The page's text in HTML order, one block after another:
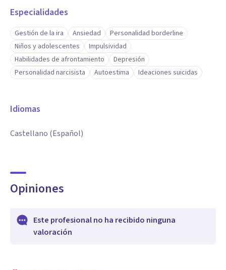
Especialidades
Gestión de la ira Ansiedad
Personalidad borderline
Niños y adolescentes
Impulsividad
Habilidades de afrontamiento
Depresión
Personalidad narcisista
Autoestima Ideaciones suicidas
Idiomas
Castellano (Español)
Opiniones
Este profesional no ha recibido ninguna
valoración